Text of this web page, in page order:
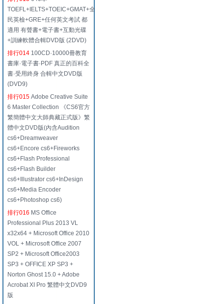
TOEFL+IELTS+TOEIC+GMAT+全
民英檢+GRE+任何英文考試 都
適用 有聲書+電子書+互動光碟
+訓練軟體合輯DVD版 (2DVD)
排行014 100CD·10000冊教育
書庫·電子書·PDF 真正的百科全
書·受用終身 合輯中文DVD版
(DVD9)
排行015 Adobe Creative Suite
6 Master Collection 《CS6官方
繁簡體中文大師典藏正式版》繁
體中文DVD版(內含Audition
cs6+Dreamweaver
cs6+Encore cs6+Fireworks
cs6+Flash Professional
cs6+Flash Builder
cs6+Illustrator cs6+InDesign
cs6+Media Encoder
cs6+Photoshop cs6)
排行016 MS Office
Professional Plus 2013 VL
x32x64 + Microsoft Office 2010
VOL + Microsoft Office 2007
SP2 + Microsoft Office2003
SP3 + OFFICE XP SP3 +
Norton Ghost 15.0 + Adobe
Acrobat XI Pro 繁體中文DVD9
版